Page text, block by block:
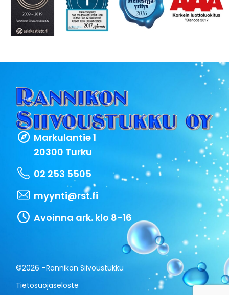
Markulantie 1
20300 Turku
02 253 5505
myynti@rst.fi
Avoinna ark. klo 8-16
©2026 –Rannikon Siivoustukku
Tietosuojaseloste